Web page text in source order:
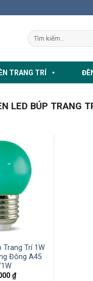
TRANG TRÍ
LED BÚP TRANG
Trang Trí 1W
Đông A45
₫